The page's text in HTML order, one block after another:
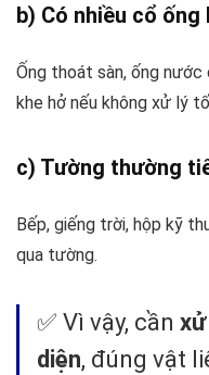
b) Có nhiều cổ
Ống thoát sàn, ống
khe hở nếu không xử lý
c) Tường thường
Bếp, giếng trời, hộp kỹ
qua tường.
✅ Vì vậy, cần
diện, đúng vật